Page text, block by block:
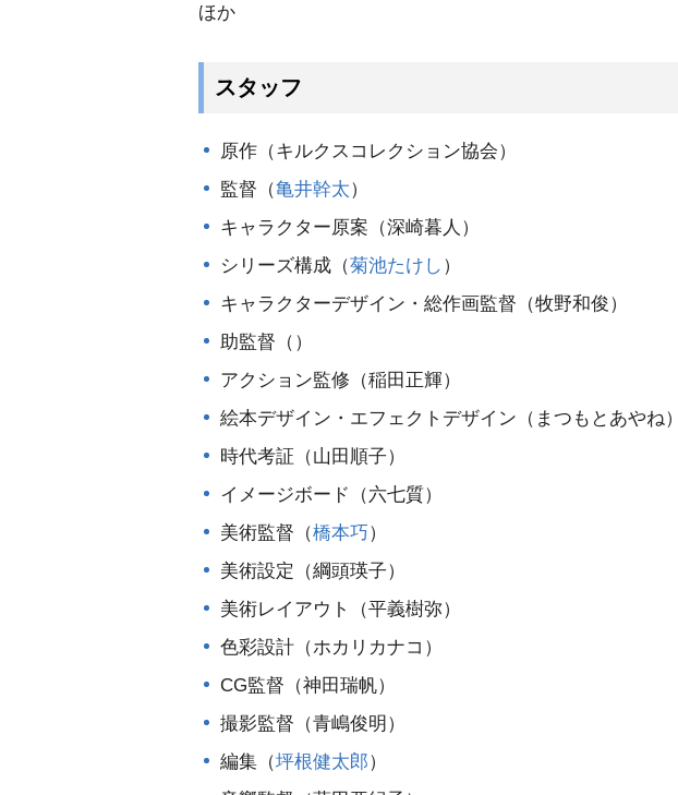
ほか
スタッフ
原作（キルクスコレクション協会）
監督（亀井幹太）
キャラクター原案（深崎暮人）
シリーズ構成（菊池たけし ）
キャラクターデザイン・総作画監督（牧野和俊）
助監督（）
アクション監修（稲田正輝）
絵本デザイン・エフェクトデザイン（まつもとあやね）
時代考証（山田順子）
イメージボード（六七質）
美術監督（橋本巧）
美術設定（綱頭瑛子）
美術レイアウト（平義樹弥）
色彩設計（ホカリカナコ）
CG監督（神田瑞帆）
撮影監督（青嶋俊明）
編集（坪根健太郎）